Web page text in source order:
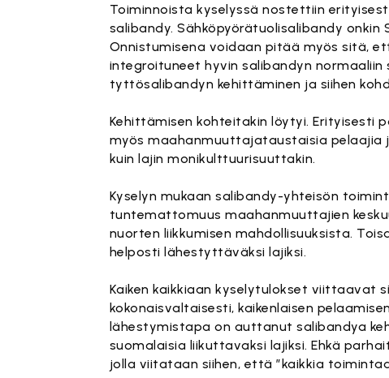
Toiminnoista kyselyssä nostettiin
salibandy. Sähköpyörätuolisalibandy
Onnistumisena voidaan pitää myös sitä,
integroituneet hyvin salibandyn
tyttösalibandyn kehittäminen ja siihen
Kehittämisen kohteitakin löytyi. Erityisesti
myös maahanmuuttajataustaisia
kuin lajin monikulttuurisuuttakin.
Kyselyn mukaan salibandy-yhteisön
tuntemattomuus maahanmuuttajien
nuorten liikkumisen mahdollisuuksista.
helposti lähestyttäväksi lajiksi.
Kaiken kaikkiaan kyselytulokset viittaavat
kokonaisvaltaisesti, kaikenlaisen
lähestymistapa on auttanut salibandya
suomalaisia liikuttavaksi lajiksi. Ehkä
jolla viitataan siihen, että ”kaikkia